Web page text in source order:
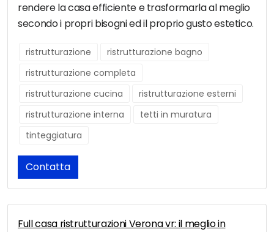
rendere la casa efficiente e trasformarla al meglio
secondo i propri bisogni ed il proprio gusto estetico.
ristrutturazione
ristrutturazione bagno
ristrutturazione completa
ristrutturazione cucina
ristrutturazione esterni
ristrutturazione interna
tetti in muratura
tinteggiatura
Contatta
Full casa ristrutturazioni Verona vr: il meglio in